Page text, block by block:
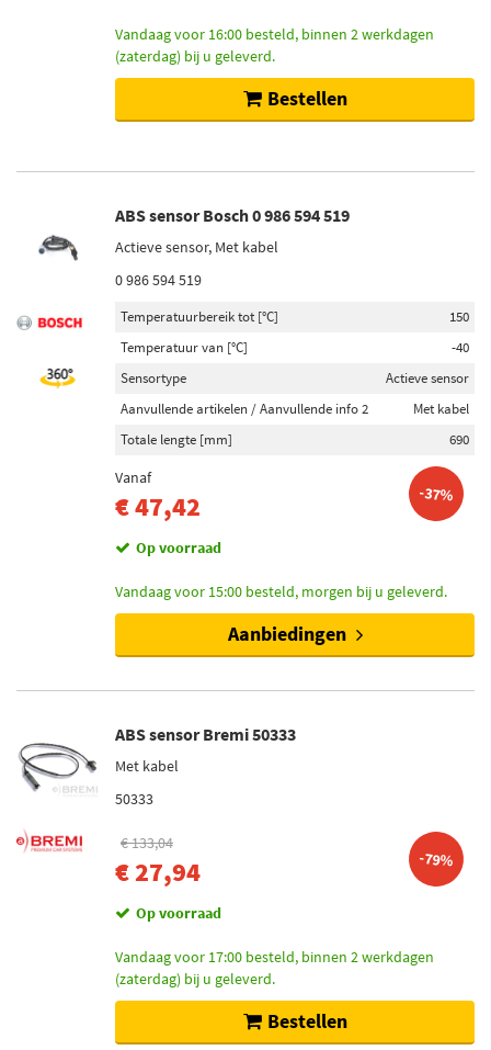
Vandaag voor 16:00 besteld, binnen 2 werkdagen
(zaterdag) bij u geleverd.
Bestellen
ABS sensor Bosch 0 986 594 519
Actieve sensor, Met kabel
0 986 594 519
Temperatuurbereik tot [°C]
150
Temperatuur van [°C]
-40
Sensortype
Actieve sensor
Aanvullende artikelen / Aanvullende info 2
Met kabel
Totale lengte [mm]
690
Vanaf
€ 47,42 -37%
Op voorraad
Vandaag voor 15:00 besteld, morgen bij u geleverd.
Aanbiedingen
ABS sensor Bremi 50333
Met kabel
50333
€ 133,04
€ 27,94 -79%
Op voorraad
Vandaag voor 17:00 besteld, binnen 2 werkdagen
(zaterdag) bij u geleverd.
Bestellen